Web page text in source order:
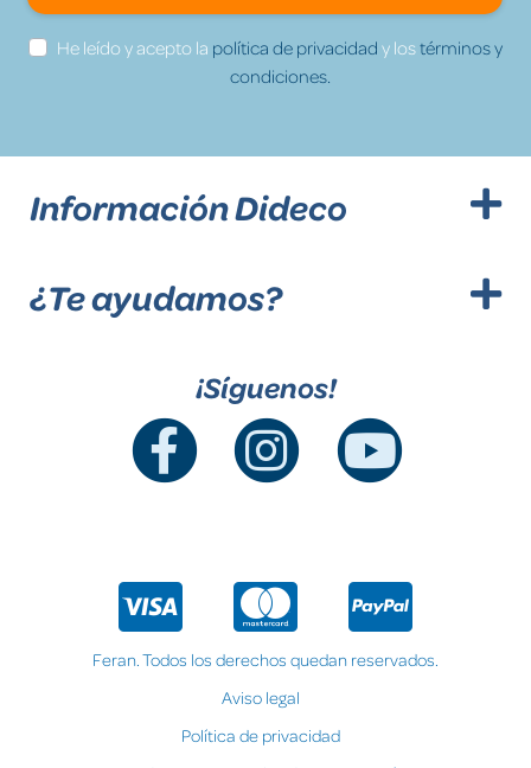
He leído y acepto la política de privacidad y lostérminos y
condiciones.
Información Dideco
¿Te ayudamos?
¡Síguenos!
Feran. Todos los derechos quedan reservados.
Aviso legal
Política de privacidad